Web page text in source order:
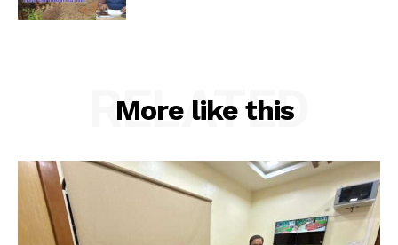
More like this
RELATED